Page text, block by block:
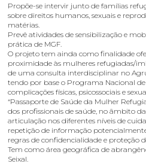
Propõe-se intervir junto de famílias
sobre direitos humanos, sexuais e
matérias.
Prevê atividades de sensibilização e
prática de MGF.
O projeto tem ainda como finalidade
proximidade às mulheres refugiadas/
de uma consulta interdisciplinar no
tendo por base o Programa Nacional
complicações físicas, psicossociais e
“Passaporte de Saúde da Mulher
dos profissionais de saúde, no âmbito
articulação nos diferentes níveis de
repetição de informação
regras de confidencialidade e proteção
Tem como área geográfica de
Seixal.